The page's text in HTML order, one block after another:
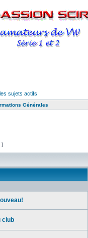
sujets actifs
Générales
]
club